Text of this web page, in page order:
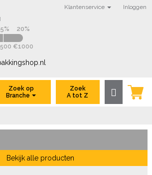
Klantenservice Inloggen
20%
€1000
Zoek op
Branche
Zoek
A tot Z
Bekijk alle producten